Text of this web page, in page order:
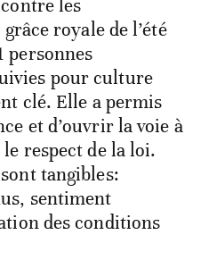
les
royale de l’été
personnes
pour culture
clé. Elle a permis
et d’ouvrir la voie à
respect de la loi.
tangibles:
sentiment
des conditions